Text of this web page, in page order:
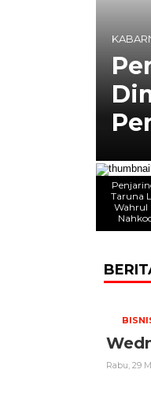
Taruna
Wahrul
Rabu, 29